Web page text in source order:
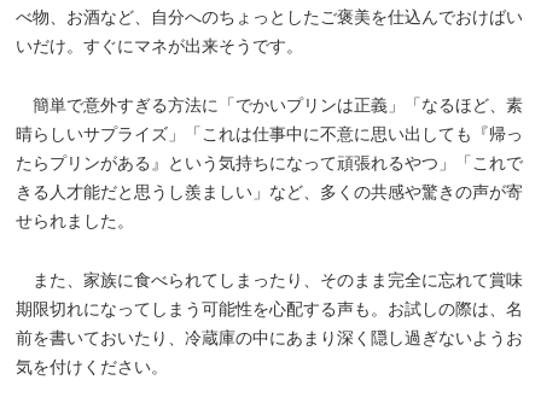
べ物、お酒など、自分へのちょっとしたご褒美を仕込んでおけばい
いだけ。すぐにマネが出来そうです。
簡単で意外すぎる方法に「でかいプリンは正義」「なるほど、素
晴らしいサプライズ」「これは仕事中に不意に思い出しても『帰っ
たらプリンがある』という気持ちになって頑張れるやつ」「これで
きる人才能だと思うし羨ましい」など、多くの共感や驚きの声が寄
せられました。
また、家族に食べられてしまったり、そのまま完全に忘れて賞味
期限切れになってしまう可能性を心配する声も。お試しの際は、名
前を書いておいたり、冷蔵庫の中にあまり深く隠し過ぎないようお
気を付けください。